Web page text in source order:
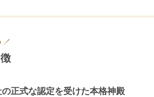
正式な認定を受けた本格神殿